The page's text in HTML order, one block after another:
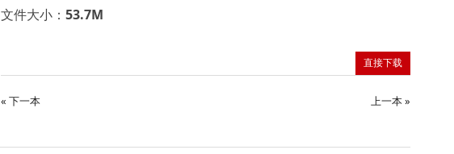
文件大小：53.7M
直接下载
« 下一本 上一本 »